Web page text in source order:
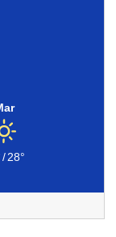
/28°